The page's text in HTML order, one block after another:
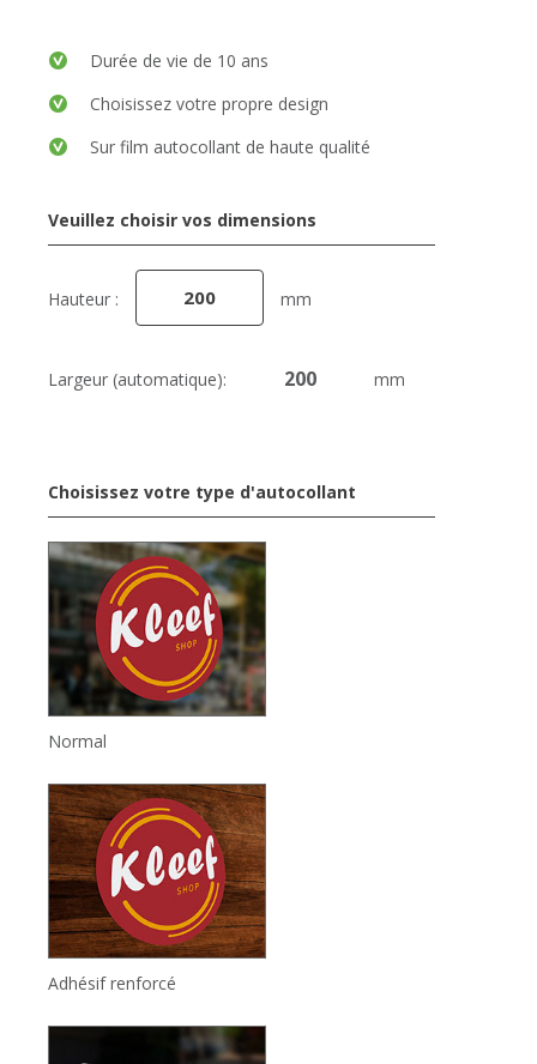
Durée de vie de 10 ans
Choisissez votre propre design
Sur film autocollant de haute qualité
Veuillez choisir vos dimensions
Hauteur : mm
Largeur (automatique): mm
Choisissez votre type d'autocollant
Normal
Adhésif renforcé